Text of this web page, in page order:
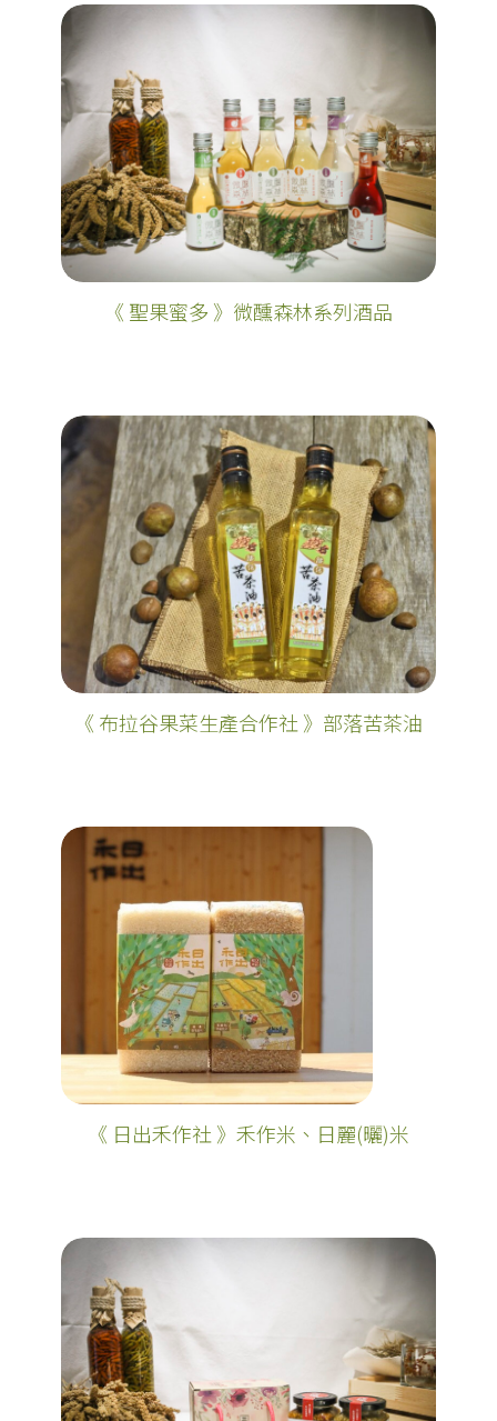
《 聖果蜜多 》微醺森林系列酒品
《 布拉谷果菜生產合作社 》部落苦茶油
《 日出禾作社 》禾作米、日麗(曬)米